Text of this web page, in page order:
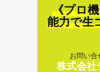
《プロ
能力で生
お問い合
株式会社